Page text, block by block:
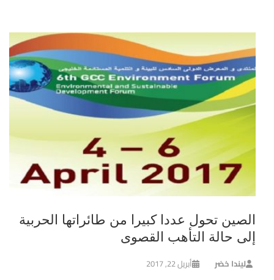
الصين تحول عددا كبيرا من طائراتها الحربية
إلى حالة التأهب القصوى
ليندا خضر أبريل 22, 2017